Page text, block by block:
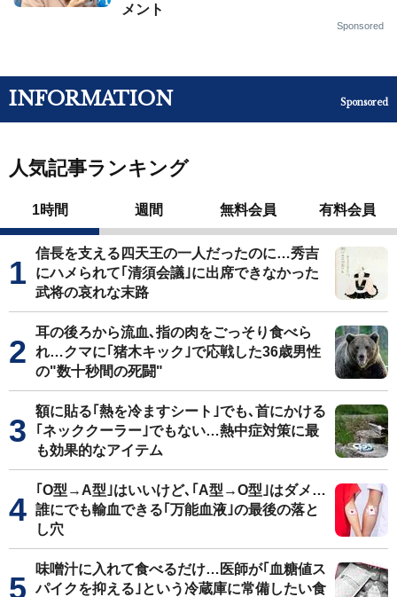
メント
Sponsored
INFORMATION Sponsored
人気記事ランキング
1時間 週間 無料会員 有料会員
信長を支える四天王の一人だったのに…秀吉
にハメられて｢清須会議｣に出席できなかった
武将の哀れな末路
耳の後ろから流血､指の肉をごっそり食べら
れ…クマに｢猪木キック｣で応戦した36歳男性
の"数十秒間の死闘"
額に貼る｢熱を冷ますシート｣でも､首にかける
｢ネッククーラー｣でもない…熱中症対策に最
も効果的なアイテム
｢O型→A型｣はいいけど､｢A型→O型｣はダメ…
誰にでも輸血できる｢万能血液｣の最後の落と
し穴
味噌汁に入れて食べるだけ…医師が｢血糖値ス
パイクを抑える｣という冷蔵庫に常備したい食